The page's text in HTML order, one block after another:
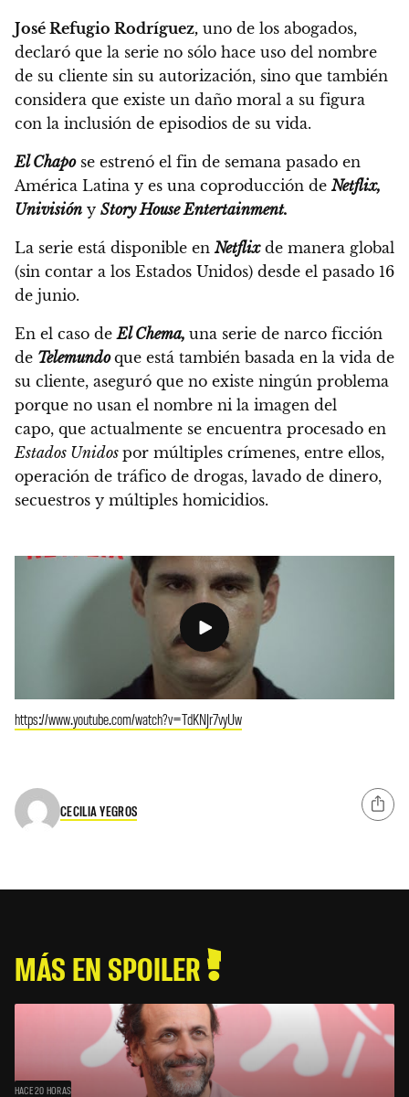
José Refugio Rodríguez, uno de los abogados,
declaró que la serie no sólo hace uso del nombre
de su cliente sin su autorización, sino que también
considera que existe un daño moral a su figura
con la inclusión de episodios de su vida.
El Chapose estrenó el fin de semana pasado en
América Latina y es una coproducción de Netflix,
Univisión y Story House Entertainment.
La serie está disponible en Netflixde manera global
(sin contar a los Estados Unidos) desde el pasado 16
de junio.
En el caso deEl Chema, una serie de narco ficción
de Telemundoque está también basada en la vida de
su cliente, aseguró que no existe ningún problema
porque no usan el nombre ni la imagen del
capo, que actualmente se encuentra procesado en
Estados Unidos por múltiples crímenes, entre ellos,
operación de tráfico de drogas, lavado de dinero,
secuestros y múltiples homicidios.
https://www.youtube.com/watch?v=TdKNJr7vyUw
CECILIA YEGROS
MÁS EN SPOILER
HACE 20 HORAS